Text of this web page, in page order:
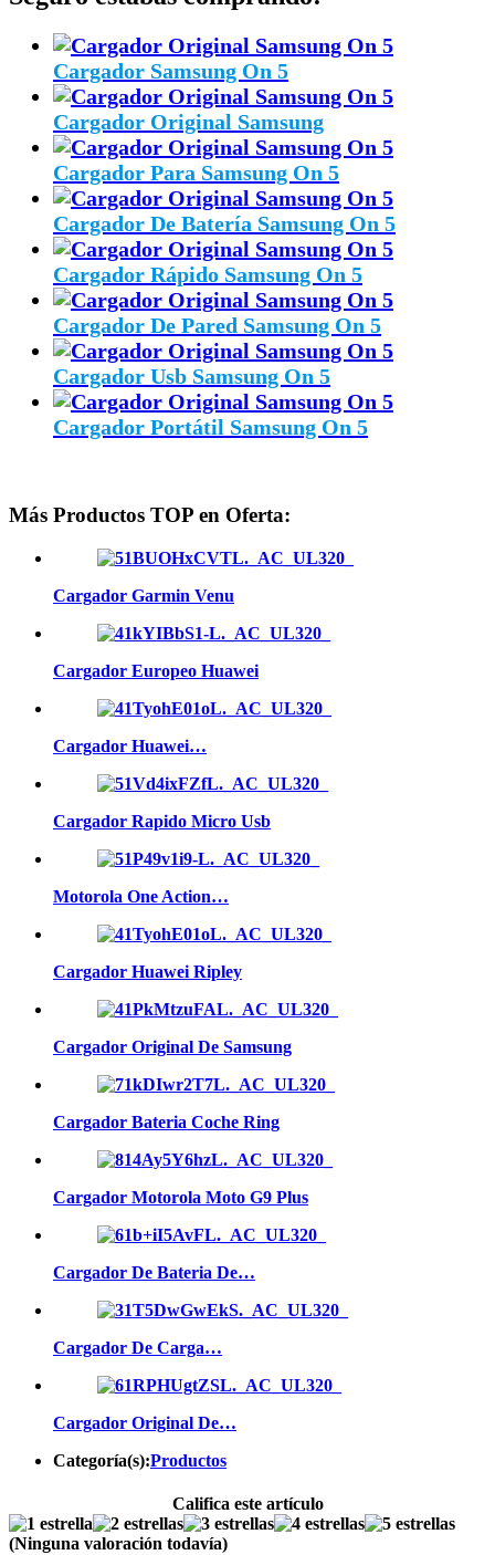
Cargador Samsung On 5
Cargador Original Samsung
Cargador Para Samsung On 5
Cargador De Batería Samsung On 5
Cargador Rápido Samsung On 5
Cargador De Pared Samsung On 5
Cargador Usb Samsung On 5
Cargador Portátil Samsung On 5
Más Productos TOP en Oferta:
Cargador Garmin Venu
Cargador Europeo Huawei
Cargador Huawei…
Cargador Rapido Micro Usb
Motorola One Action…
Cargador Huawei Ripley
Cargador Original De Samsung
Cargador Bateria Coche Ring
Cargador Motorola Moto G9 Plus
Cargador De Bateria De…
Cargador De Carga…
Cargador Original De…
Categoría(s):Productos
Califica este artículo
(Ninguna valoración todavía)